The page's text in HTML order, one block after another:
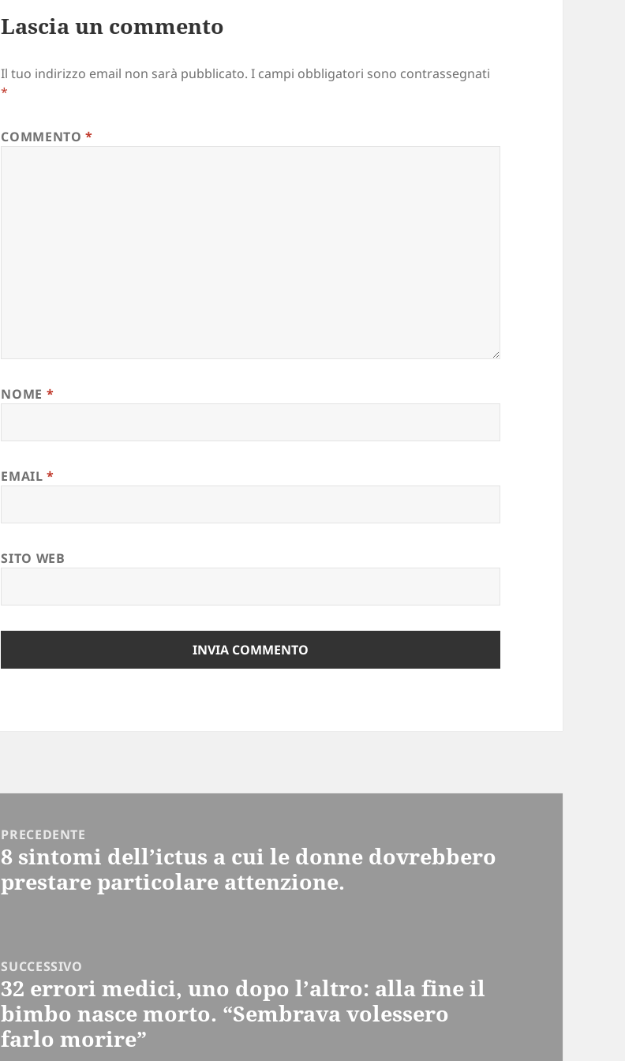
Lascia un commento
Il tuo indirizzo email non sarà pubblicato. I campi obbligatori sono contrassegnati
*
COMMENTO*
NOME *
EMAIL*
SITO WEB
PRECEDENTE
Articolo
precedente:
8 sintomi dell’ictus a cui le donne dovrebbero
prestare particolare attenzione.
SUCCESSIVO
Articolo
successivo:
32 errori medici, uno dopo l’altro: alla fine il
bimbo nasce morto. “Sembrava volessero
farlo morire”